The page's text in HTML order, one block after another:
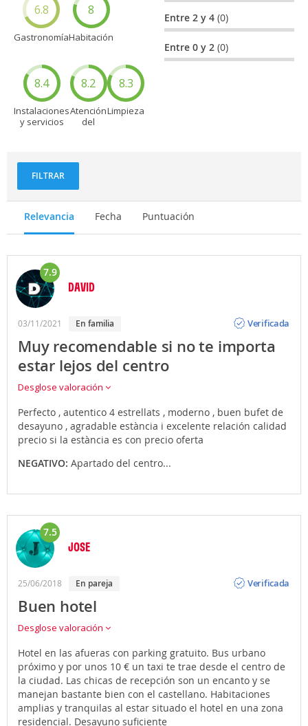
6.8
Gastronomía
8
Habitación
8.4
Instalaciones
y servicios
8.2
Atención
del
8.3
Limpieza
Entre 2 y 4(0)
Entre 0 y 2(0)
FILTRAR
Relevancia Fecha Puntuación
7.9
DAVID
03/11/2021 en familia
Verificada
Muy recomendable si no te importa
estar lejos del centro
Desglose valoración
Perfecto , autentico 4 estrellats , moderno , buen bufet de
desayuno , agradable estància i excelente relación calidad
precio si la estància es con precio oferta
NEGATIVO: Apartado del centro...
7.5
JOSE
25/06/2018 en pareja
Verificada
Buen hotel
Desglose valoración
Hotel en las afueras con parking gratuito. Bus urbano
próximo y por unos 10 € un taxi te trae desde el centro de
la ciudad. Las chicas de recepción son un encanto y se
manejan bastante bien con el castellano. Habitaciones
amplias y tranquilas al estar situado el hotel en una zona
residencial. Desayuno suficiente